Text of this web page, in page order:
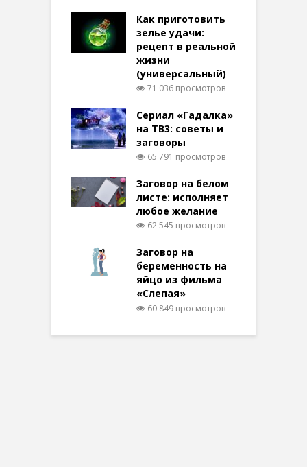
Как приготовить
зелье удачи:
рецепт в реальной
жизни
(универсальный)
71 036 просмотров
Сериал «Гадалка»
на ТВ3: советы и
заговоры
65 791 просмотров
Заговор на белом
листе: исполняет
любое желание
62 545 просмотров
Заговор на
беременность на
яйцо из фильма
«Слепая»
60 849 просмотров